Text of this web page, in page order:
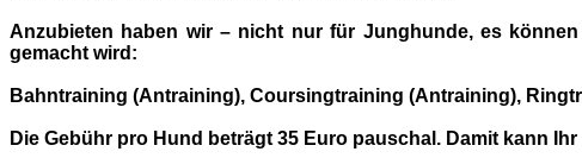
Anzubieten haben wir – nicht nur für Junghunde, es
gemacht wird:
Bahntraining (Antraining), Coursingtraining (Antraining),
Die Gebühr pro Hund beträgt 35 Euro pauschal. Damit kann